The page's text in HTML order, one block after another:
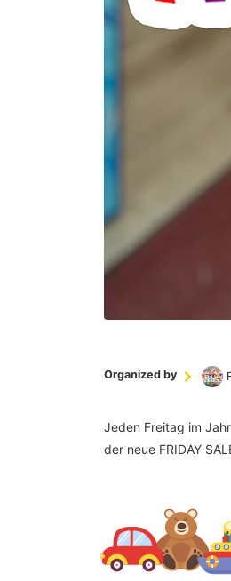
Organized by
Jeden Freitag im
der neue FRIDAY